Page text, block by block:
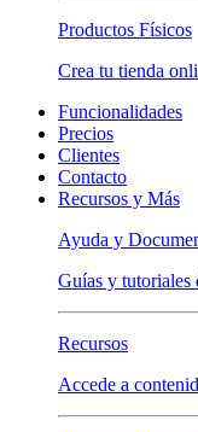
Productos Físicos
Crea tu tienda
Funcionalidades
Precios
Clientes
Contacto
Recursos y Más
Ayuda y
Guías y tutoriales
Recursos
Accede a